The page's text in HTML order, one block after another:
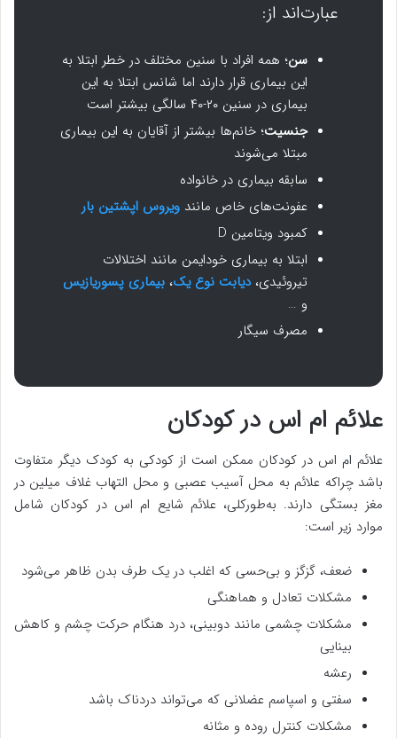
عبارت‌اند از:
سن؛ همه افراد با سنین مختلف در خطر ابتلا به
این بیماری قرار دارند اما شانس ابتلا به این
بیماری در سنین ۲۰-۴۰ سالگی بیشتر است
جنسیت؛ خانم‌ها بیشتر از آقایان به این بیماری
مبتلا می‌شوند
سابقه بیماری در خانواده
عفونت‌های خاص مانند ویروس اپشتین بار
کمبود ویتامین D
ابتلا به بیماری خودایمن مانند اختلالات
تیروئیدی،دیابت نوع یک، بیماری پسوریازیس
و …
مصرف سیگار
علائم ام اس در کودکان
علائم ام اس در کودکان ممکن است از کودکی به کودک دیگر متفاوت
باشد چراکه علائم به محل آسیب عصبی و محل التهاب غلاف میلین در
مغز بستگی دارند. به‌طورکلی، علائم شایع ام اس در کودکان شامل
موارد زیر است:
ضعف، گزگز و بی‌حسی که اغلب در یک طرف بدن ظاهر می‌شود
مشکلات تعادل و هماهنگی
مشکلات چشمی مانند دوبینی، درد هنگام حرکت چشم و کاهش
بینایی
رعشه
سفتی و اسپاسم عضلانی که می‌تواند دردناک باشد
مشکلات کنترل روده و مثانه